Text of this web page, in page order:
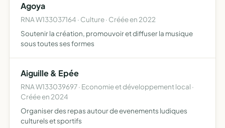
Agoya
RNA W133037164 · Culture · Créée en 2022
Soutenir la création, promouvoir et diffuser la musique
sous toutes ses formes
Aiguille & Epée
RNA W133039697 · Economie et développement local ·
Créée en 2024
Organiser des repas autour de evenements ludiques
culturels et sportifs